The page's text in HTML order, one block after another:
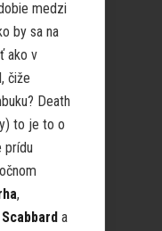
medzi
by sa na
ako v
čiže
Death
to je to o
prídu
,
Scabbard a